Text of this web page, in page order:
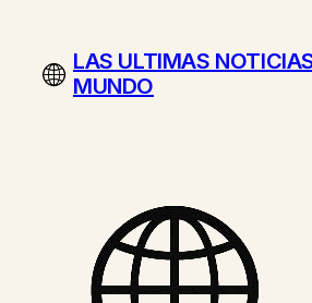
contenidoLAS ULTIMAS
MUNDO